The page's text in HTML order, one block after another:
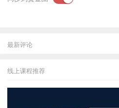
“此外，为了预防、妥善处置和
资者安抚工作，防止出现挤兑
同样作为广州本土的一家网贷
此外，唐学庆还格外指出，值
最新评论
线上课程推荐